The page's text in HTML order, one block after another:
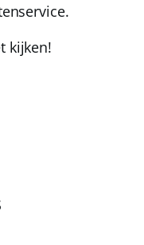
.
kijken!